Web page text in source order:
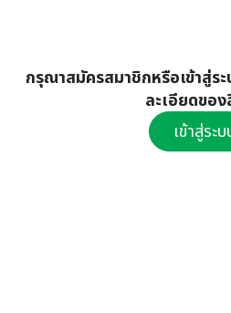
กรุณาสมัครสมาชิกหรือเข้าสู่ร
ละเอียดขอ
เข้าสู่ระ